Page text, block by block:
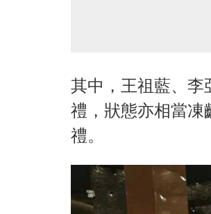
其中，王祖藍、李
禮，狀態亦相當凍
禮。